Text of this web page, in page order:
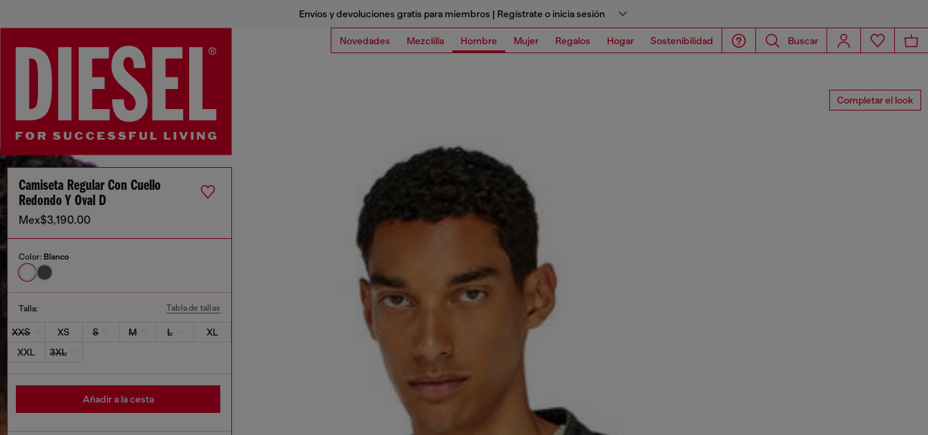
Envíos y devoluciones gratis para miembros | Regístrate o inicia sesión
Novedades Mezclilla Hombre Mujer Regalos Hogar Sostenibilidad Buscar
Completar el look
Camiseta Regular Con Cuello
Redondo Y Oval D
Mex$3,190.00
Color: Blanco
Talla: Tabla de tallas
XXS XS S M L
XL
XXL
3XL
Añadir a la cesta